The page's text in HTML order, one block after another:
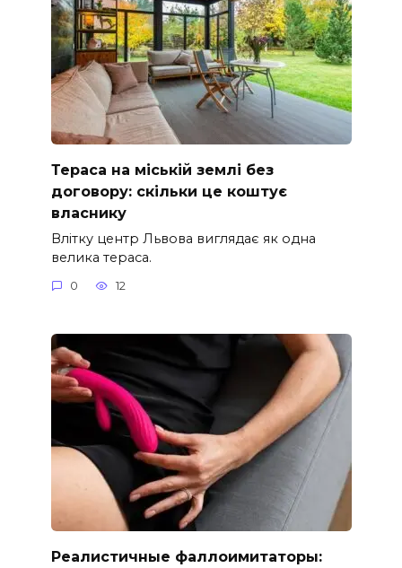
Тераса на міській землі без
договору: скільки це коштує
власнику
Влітку центр Львова виглядає як одна
велика тераса.
0 12
Реалистичные фаллоимитаторы: